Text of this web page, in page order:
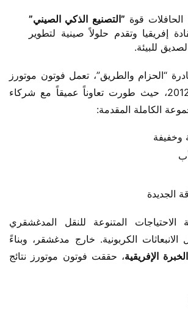
قوة
​”التصنيع الذكي الصيني”
إفريقيا وتقدم حلولاً صينية لتطوير
للبيئة.
الكاملة المقدمة:
وخفيفة
الجديدة